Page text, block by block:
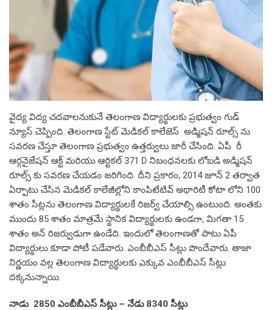
వైద్య విద్య చదవాలనుకునే తెలంగాణ విద్యార్థులకు ప్రభుత్వం గుడ్
న్యూస్ చెప్పింది. తెలంగాణ స్టేట్ మెడికల్ కాలేజెస్ అడ్మిషన్ రూల్స్ ను
సవరణ చేస్తూ తెలంగాణ ప్రభుత్వం ఉత్తర్వులు జారీ చేసింది. ఏపీ రీ
ఆర్గనైజేషన్ ఆక్ట్ మరియు ఆర్టికల్ 371 D నిబంధనలకు లోబడి అడ్మిషన్
రూల్స్ కు సవరణ చేయడం జరిగింది. దీని ప్రకారం, 2014 జూన్ 2 తర్వాత
ఏర్పాటు చేసిన మెడికల్ కాలేజీల్లోని కాంపిటేటివ్ అథారిటీ కోటా లోని 100
శాతం సీట్లను తెలంగాణ విద్యార్థులకే రిజర్వ్ చేయాల్సి ఉంటుంది. అంతకు
ముందు 85 శాతం మాత్రమే స్థానిక విద్యార్థులకు ఉండగా, మిగతా 15
శాతం అన్ రిజర్వుడుగా ఉండేది. ఇందులో తెలంగాణతో పాటు ఏపీ
విద్యార్థులు కూడా పోటీ పడేవారు. ఎంబీబీఎస్ సీట్లు పొందేవారు. తాజా
నిర్ణయం వల్ల తెలంగాణ విద్యార్థులకు ఎక్కువ ఎంబీబీఎస్ సీట్లు
దక్కనున్నాయి.
నాడు 2850 ఎంబీబీఎస్ సీట్లు – నేడు 8340 సీట్లు